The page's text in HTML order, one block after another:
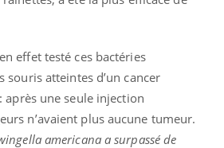
effet testé ces bactéries
souris atteintes d’un cancer
après une seule injection
n’avaient plus aucune tumeur.
americana a surpassé de